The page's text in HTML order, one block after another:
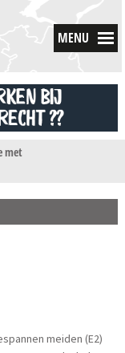
MENU
met
meiden (E2)